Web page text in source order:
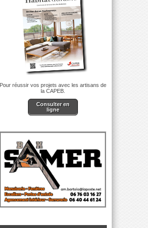
Pour réussir vos projets avec les artisans de
la CAPEB.
Consulter en
ligne